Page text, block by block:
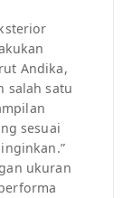
Andika,
salah satu
sesuai
ukuran